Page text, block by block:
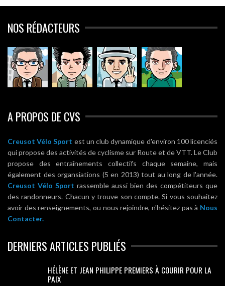
NOS RÉDACTEURS
A PROPOS DE CVS
Creusot Vélo Sport est un club dynamique d'environ 100 licenciés
qui propose des activités de cyclisme sur Route et de VTT. Le Club
propose des entraînements collectifs chaque semaine, mais
également des organsiations (5 en 2013) tout au long de l'année.
Creusot Vélo Sport rassemble aussi bien des compétiteurs que
des randonneurs. Chacun y trouve son compte. Si vous souhaitez
avoir des renseignements, ou nous rejoindre, n'hésitez pas à Nous
Contacter.
DERNIERS ARTICLES PUBLIÉS
HÉLÈNE ET JEAN PHILIPPE PREMIERS À COURIR POUR LA
PAIX